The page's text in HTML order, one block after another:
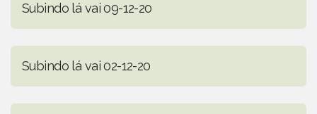
Subindo lá vai 09-12-20
Subindo lá vai 02-12-20